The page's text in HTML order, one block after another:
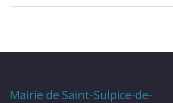
Mairie de Saint-Sulpice-de-